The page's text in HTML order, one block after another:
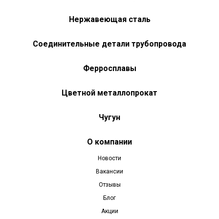
Нержавеющая сталь
Соединительные детали трубопровода
Ферросплавы
Цветной металлопрокат
Чугун
О компании
Новости
Вакансии
Отзывы
Блог
Акции